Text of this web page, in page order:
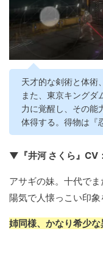
天才的な剣術と体術
また、東京キングダ
力に覚醒し、その能
体得する。得物は『
▼『井河 さくら』CV
アサギの妹。十代で
陽気で人懐っこい印象
姉同様、かなり希少な